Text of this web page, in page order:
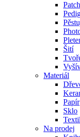
Šití
Materiál
Papír
Sklo
Textil
Na prodej